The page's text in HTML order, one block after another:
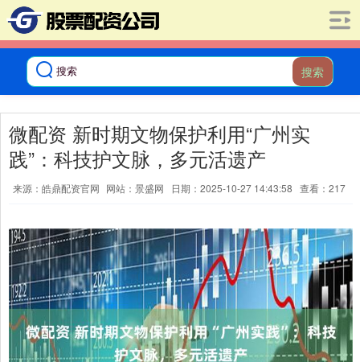
搜索
微配资 新时期文物保护利用“广州实
践”：科技护文脉，多元活遗产
来源：皓鼎配资官网 网站：景盛网 日期：2025-10-27 14:43:58 查看：217